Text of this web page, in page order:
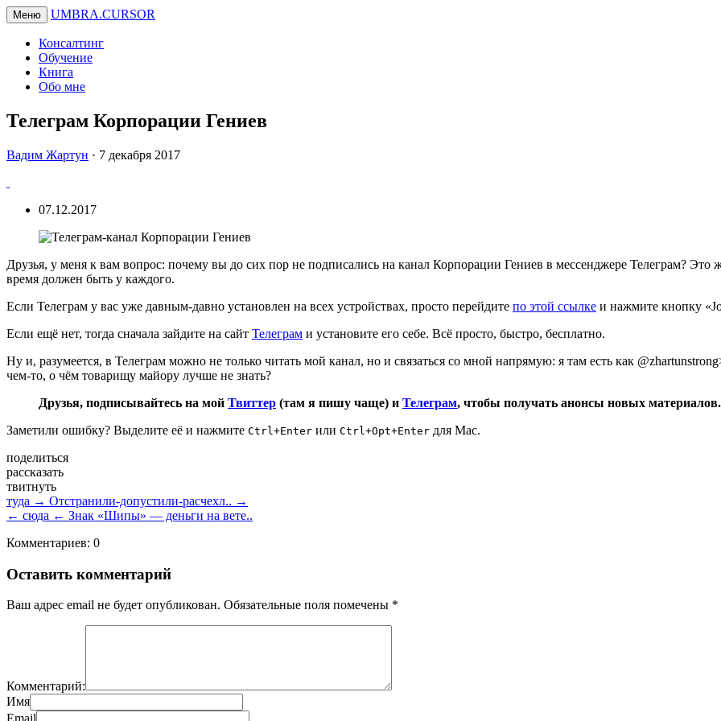
Меню UMBRA.CURSOR
Консалтинг
Обучение
Книга
Обо мне
Телеграм Корпорации Гениев
Вадим
Вадим Жартун · 7 декабря 2017
07.12.2017
Друзья, у меня к вам вопрос: почему вы до сих пор не подписались на канал Корпорации Гениев в мессенджере Телеграм? Это
время должен быть у каждого.
Если Телеграм у вас уже давным-давно установлен на всех устройствах, просто перейдите по этой ссылке и нажмите кнопку
Если ещё нет, тогда сначала зайдите на сайт Телеграм и установите его себе. Всё просто, быстро, бесплатно.
Ну и, разумеется, в Телеграм можно не только читать мой канал, но и связаться со мной напрямую: я там есть как
чем-то, о чём товарищу майору лучше не знать?
Друзья, подписывайтесь на мой Твиттер (там я пишу чаще) и Телеграм, чтобы получать анонсы новых материалов.
Заметили ошибку? Выделите её и нажмите Ctrl+Enter или Ctrl+Opt+Enter для Mac.
поделиться
рассказать
твитнуть
туда → Отстранили-допустили-расчехл.. →
← сюда ← Знак «Шипы» — деньги на вете..
Комментариев: 0
Оставить комментарий
Ваш адрес email не будет опубликован. Обязательные поля помечены *
Комментарий:
Имя